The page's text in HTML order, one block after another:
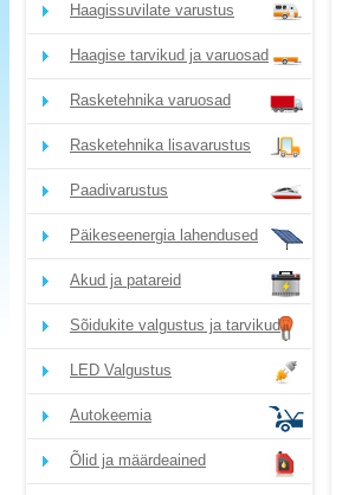
Haagissuvilate varustus
Haagise tarvikud ja varuosad
Rasketehnika varuosad
Rasketehnika lisavarustus
Paadivarustus
Päikeseenergia lahendused
Akud ja patareid
Sõidukite valgustus ja tarvikud
LED Valgustus
Autokeemia
Õlid ja määrdeained